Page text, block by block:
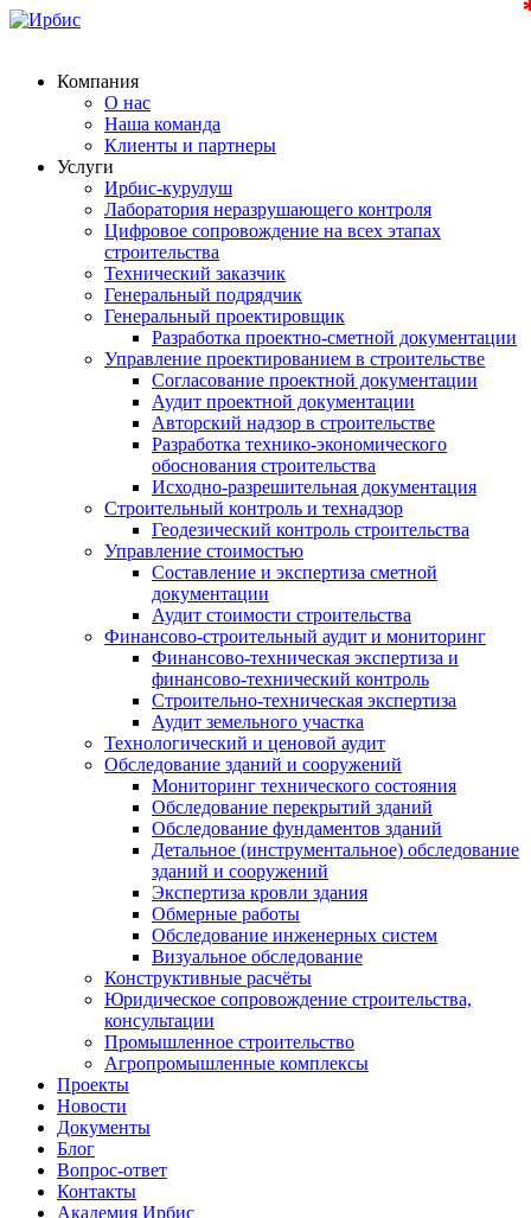
Компания
О нас
Наша команда
Клиенты и партнеры
Услуги
Ирбис-курулуш
Лаборатория неразрушающего контроля
Цифровое сопровождение на всех этапах
строительства
Технический заказчик
Генеральный подрядчик
Генеральный проектировщик
Разработка проектно-сметной документации
Управление проектированием в строительстве
Согласование проектной документации
Аудит проектной документации
Авторский надзор в строительстве
Разработка технико-экономического
обоснования строительства
Исходно-разрешительная документация
Строительный контроль и технадзор
Геодезический контроль строительства
Управление стоимостью
Составление и экспертиза сметной
документации
Аудит стоимости строительства
Финансово-строительный аудит и мониторинг
Финансово-техническая экспертиза и
финансово-технический контроль
Строительно-техническая экспертиза
Аудит земельного участка
Технологический и ценовой аудит
Обследование зданий и сооружений
Мониторинг технического состояния
Обследование перекрытий зданий
Обследование фундаментов зданий
Детальное (инструментальное) обследование
зданий и сооружений
Экспертиза кровли здания
Обмерные работы
Обследование инженерных систем
Визуальное обследование
Конструктивные расчёты
Юридическое сопровождение строительства,
консультации
Промышленное строительство
Агропромышленные комплексы
Проекты
Новости
Документы
Блог
Вопрос-ответ
Контакты
Академия Ирбис